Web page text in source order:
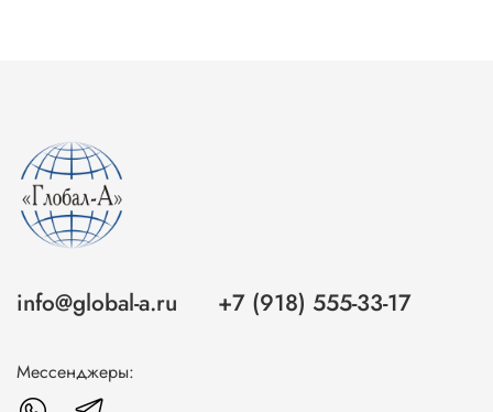
info@global-a.ru +7 (918) 555-33-17
Мессенджеры: